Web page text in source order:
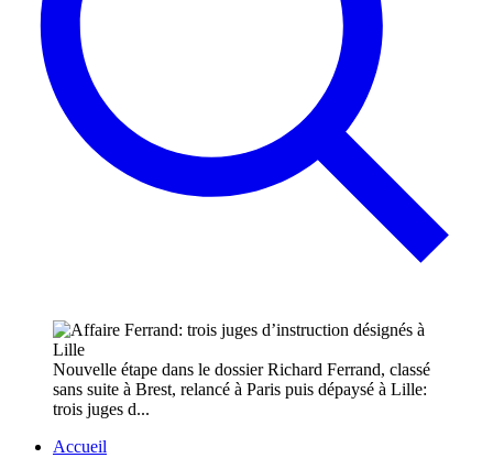
Nouvelle étape dans le dossier Richard Ferrand, classé
sans suite à Brest, relancé à Paris puis dépaysé à Lille:
trois juges d...
Accueil